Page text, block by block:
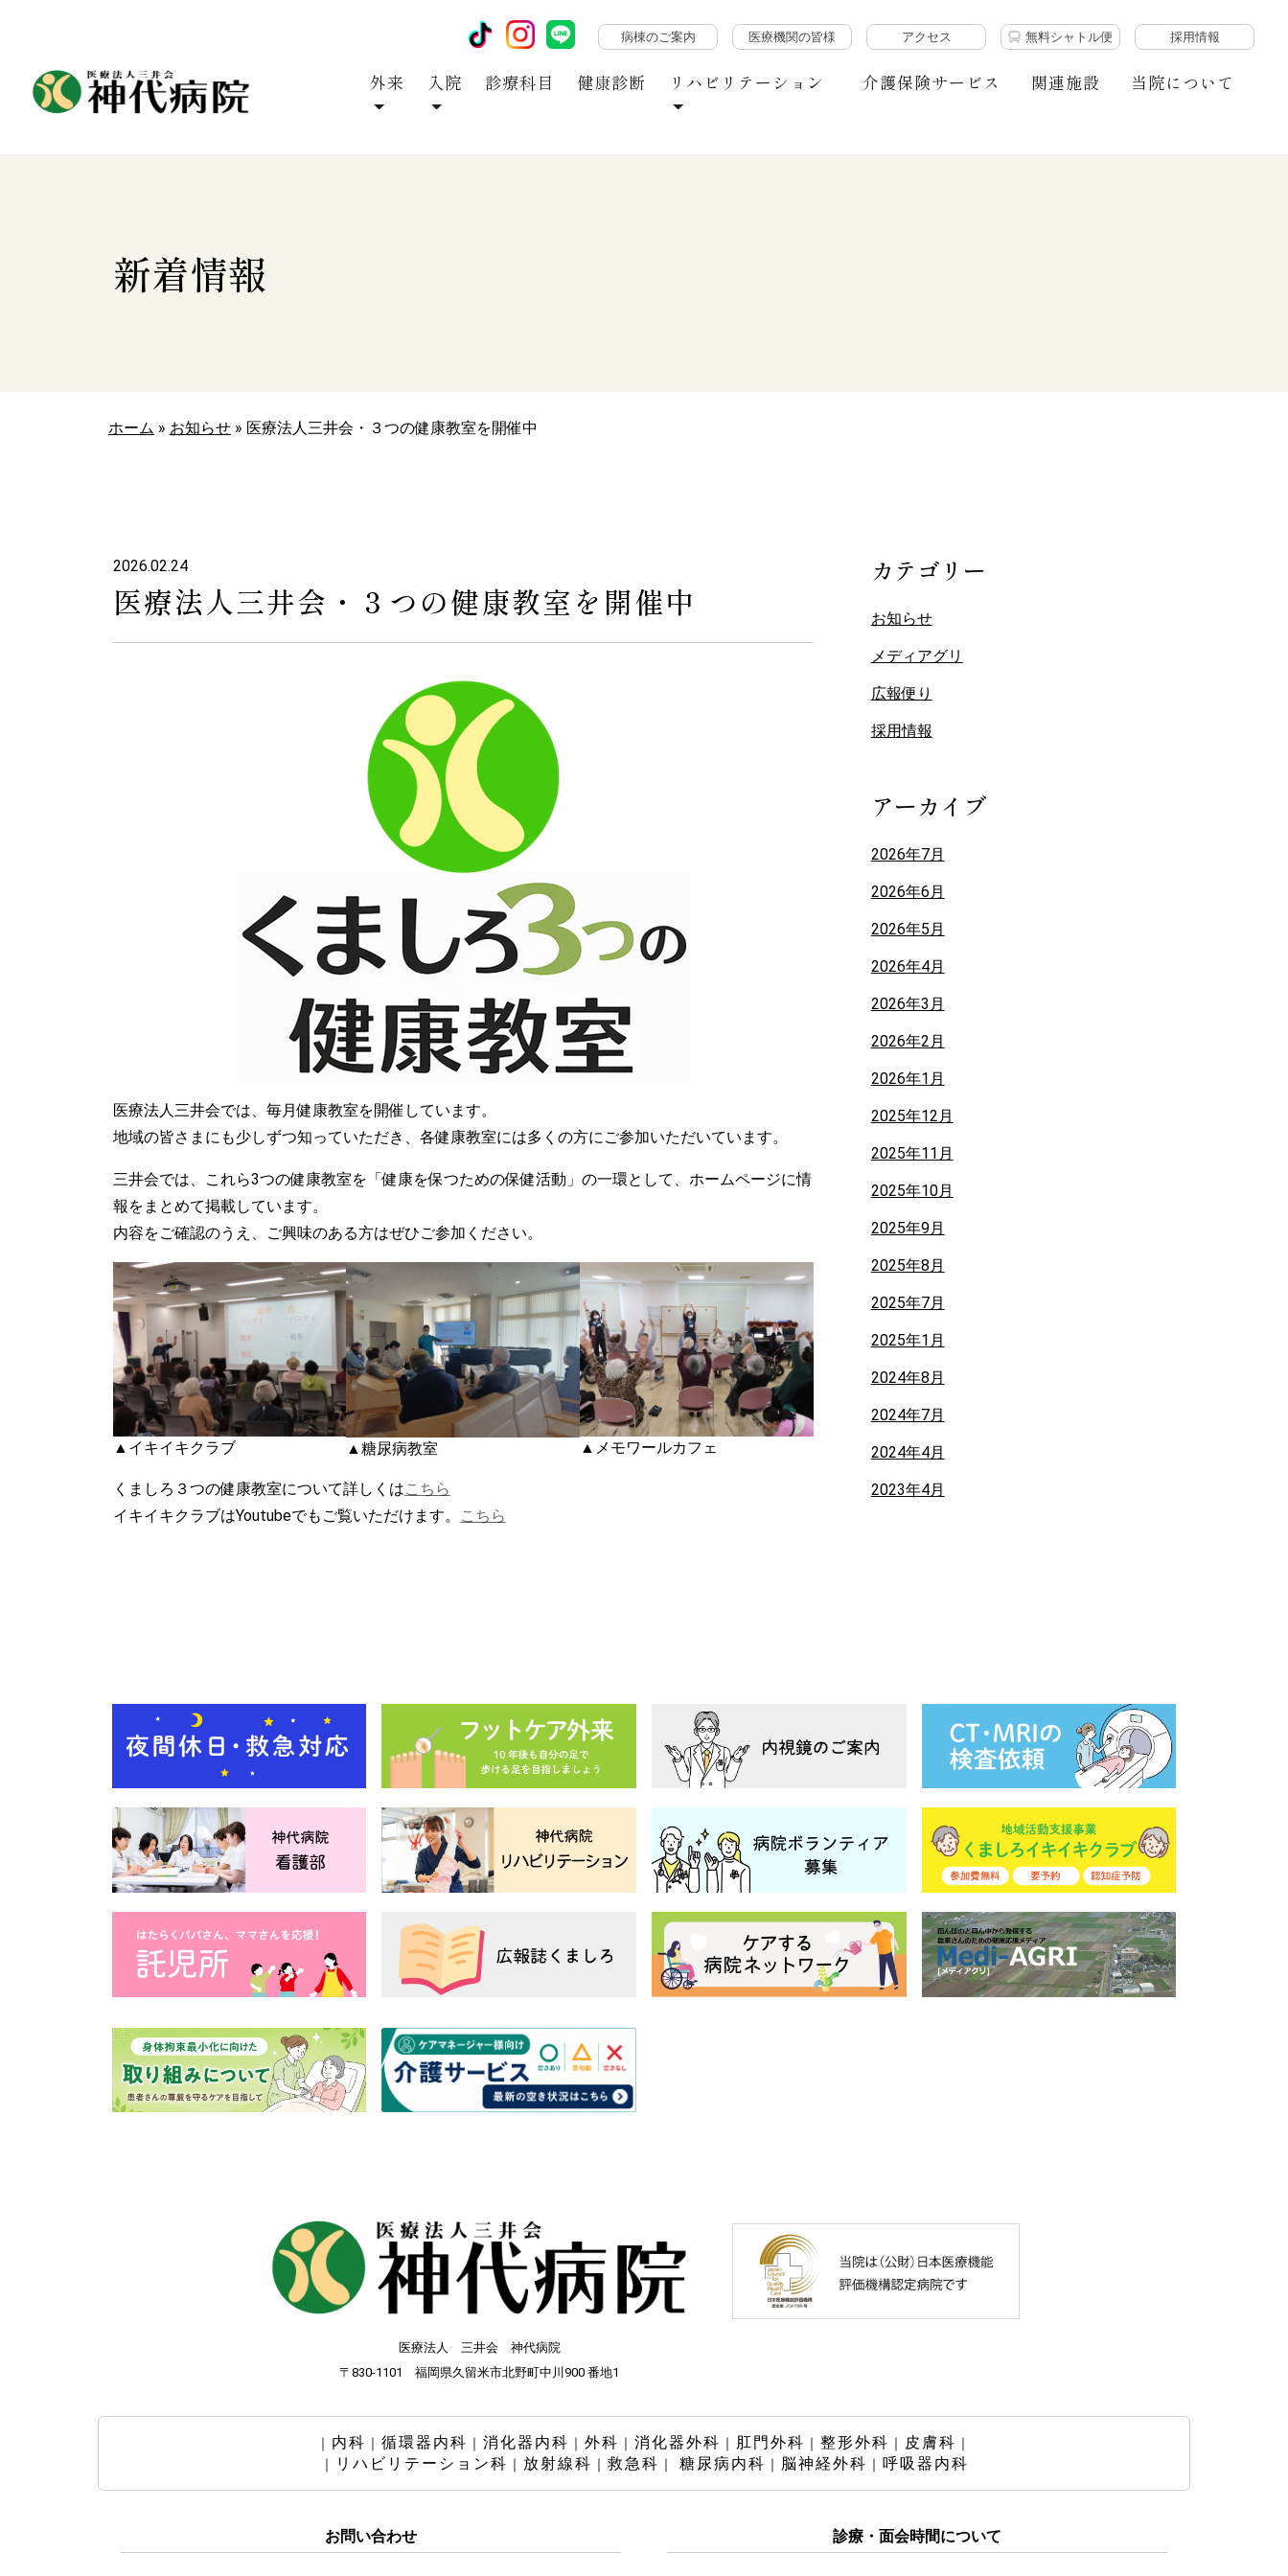
病棟のご案内 医療機関の皆様 アクセス 無料シャトル便 採用情報
外来 入院 診療科目 健康診断 リハビリテーション 介護保険サービス 関連施設 当院について
新着情報
ホーム » お知らせ» 医療法人三井会・３つの健康教室を開催中
2026.02.24
医療法人三井会・３つの健康教室を開催中
医療法人三井会では、毎月健康教室を開催しています。
地域の皆さまにも少しずつ知っていただき、各健康教室には多くの方にご参加いただいています。
三井会では、これら3つの健康教室を「健康を保つための保健活動」の一環として、ホームページに情
報をまとめて掲載しています。
内容をご確認のうえ、ご興味のある方はぜひご参加ください。
▲イキイキクラブ ▲糖尿病教室 ▲メモワールカフェ
くましろ３つの健康教室について詳しくはこちら
イキイキクラブはYoutubeでもご覧いただけます。
こちら
カテゴリー
お知らせ
メディアグリ
広報便り
採用情報
アーカイブ
2026年7月
2026年6月
2026年5月
2026年4月
2026年3月
2026年2月
2026年1月
2025年12月
2025年11月
2025年10月
2025年9月
2025年8月
2025年7月
2025年1月
2024年8月
2024年7月
2024年4月
2023年4月
医療法人 三井会 神代病院
〒830-1101 福岡県久留米市北野町中川900 番地1
｜ 内科 ｜ 循環器内科 ｜ 消化器内科 ｜ 外科 ｜ 消化器外科 ｜ 肛門外科 ｜ 整形外科 ｜ 皮膚科 ｜
｜
リハビリテーション科 ｜ 放射線科 ｜ 救急科 ｜ 糖尿病内科 ｜ 脳神経外科 ｜ 呼吸器内科
お問い合わせ 診療・面会時間について